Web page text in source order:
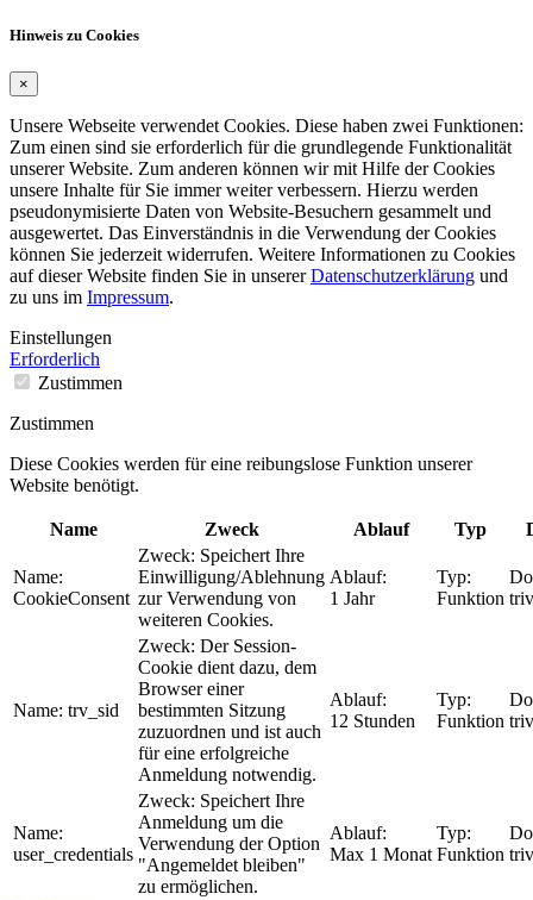
Hinweis zu Cookies
×
Unsere Webseite verwendet Cookies. Diese haben zwei Funktionen:
Zum einen sind sie erforderlich für die grundlegende Funktionalität
unserer Website. Zum anderen können wir mit Hilfe der Cookies
unsere Inhalte für Sie immer weiter verbessern. Hierzu werden
pseudonymisierte Daten von Website-Besuchern gesammelt und
ausgewertet. Das Einverständnis in die Verwendung der Cookies
können Sie jederzeit widerrufen. Weitere Informationen zu Cookies
auf dieser Website finden Sie in unsererDatenschutzerklärung und
zu uns im Impressum.
Einstellungen
Erforderlich
Zustimmen
Zustimmen
Diese Cookies werden für eine reibungslose Funktion unserer
Website benötigt.
Name Zweck Ablauf Typ
Name:
CookieConsent
Zweck: Speichert Ihre
Einwilligung/Ablehnung
zur Verwendung von
weiteren Cookies.
Ablauf:
1 Jahr
Typ:
Funktion
Name: trv_sid
Zweck: Der Session-
Cookie dient dazu, dem
Browser einer
bestimmten Sitzung
zuzuordnen und ist auch
für eine erfolgreiche
Anmeldung notwendig.
Ablauf:
12 Stunden
Typ:
Funktion
Name:
user_credentials
Zweck: Speichert Ihre
Anmeldung um die
Verwendung der Option
"Angemeldet bleiben"
zu ermöglichen.
Ablauf:
Max 1 Monat
Typ:
Funktion